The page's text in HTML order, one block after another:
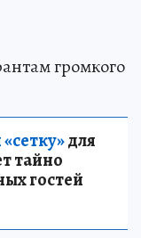
громкого
для
тайно
гостей